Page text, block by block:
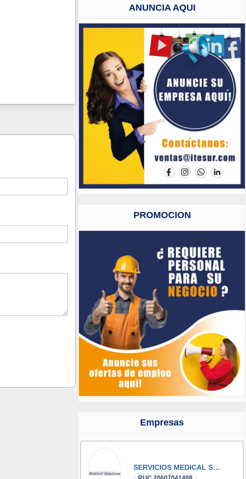
ANUNCIA AQUI
PROMOCION
Empresas
SERVICIOS MEDICAL SOLUTIONS E.I.R.L